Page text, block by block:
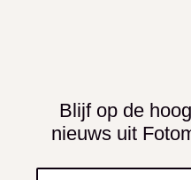
verliezen. Deze
belangrijkste, in
projecten, zoals
Blijf op de
nieuws uit